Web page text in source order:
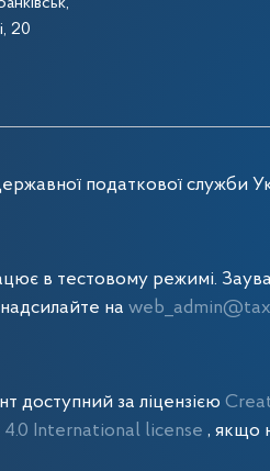
20
податкової служби
в тестовому режимі.
на
доступний за ліцензією
International license , якщо